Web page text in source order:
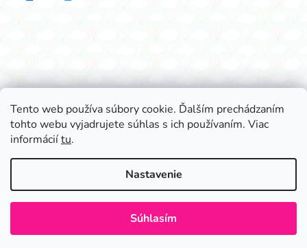
Tento web používa súbory cookie. Ďalším prechádzaním
tohto webu vyjadrujete súhlas s ich používaním. Viac
informáciítu.
Nastavenie
Súhlasím
vyhradené.